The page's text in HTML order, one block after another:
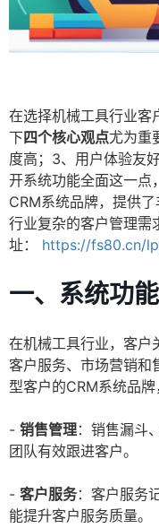
在选择机械工具行业客
下四个核心观点尤为重
度高；3、用户体验友
开系统功能全面这一点
CRM系统品牌，提供
行业复杂的客户管理需
址：
https://fs80.cn/
一、系统功
在机械工具行业，客户
客户服务、市场营销和
型客户的CRM系统品牌
- 销售管理：销售漏斗
团队有效跟进客户。
- 客户服务：客户服务
能提升客户服务质量。